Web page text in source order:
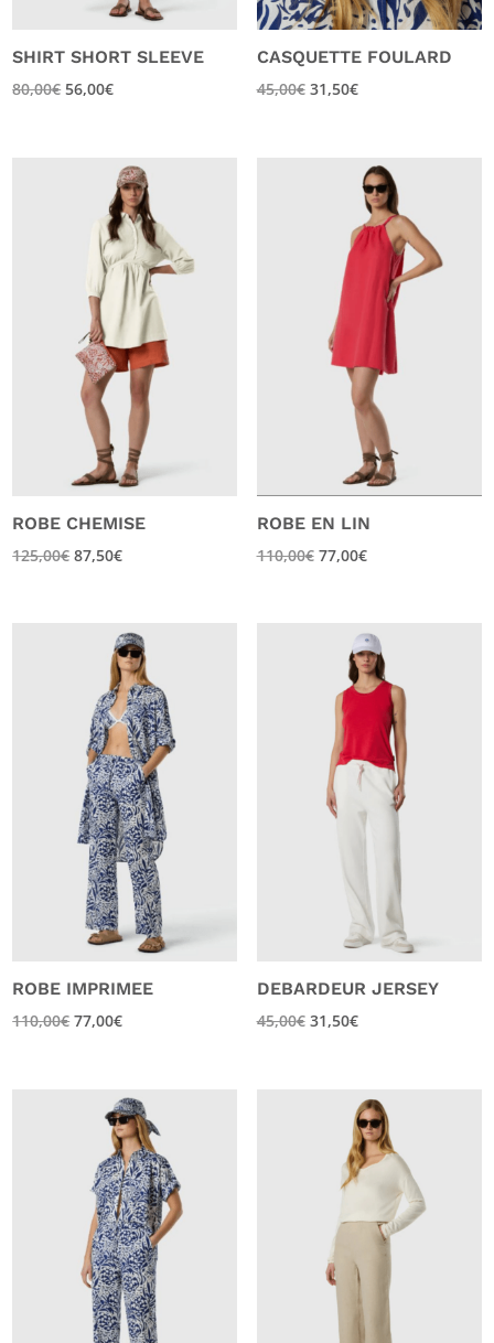
SHIRT SHORT SLEEVE
80,00€ 56,00€
CASQUETTE FOULARD
45,00€ 31,50€
ROBE CHEMISE
125,00€ 87,50€
ROBE EN LIN
110,00€ 77,00€
ROBE IMPRIMEE
110,00€ 77,00€
DEBARDEUR JERSEY
45,00€ 31,50€